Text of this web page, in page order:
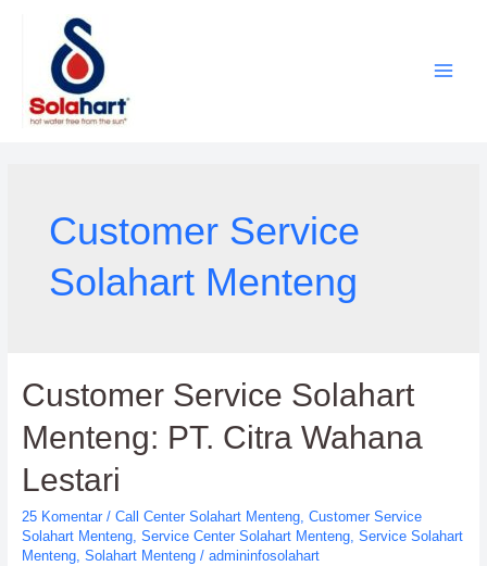
Customer Service
Solahart Menteng
Customer Service Solahart
Menteng: PT. Citra Wahana
Lestari
25 Komentar / Call Center Solahart Menteng, Customer Service
Solahart Menteng, Service Center Solahart Menteng, Service Solahart
Menteng, Solahart Menteng/ admininfosolahart